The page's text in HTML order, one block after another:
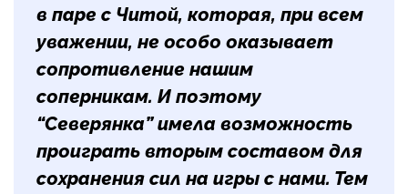
в паре с Читой, которая, при всем
уважении, не особо оказывает
сопротивление нашим
соперникам. И поэтому
“Северянка” имела возможность
проиграть вторым составом для
сохранения сил на игры с нами. Тем